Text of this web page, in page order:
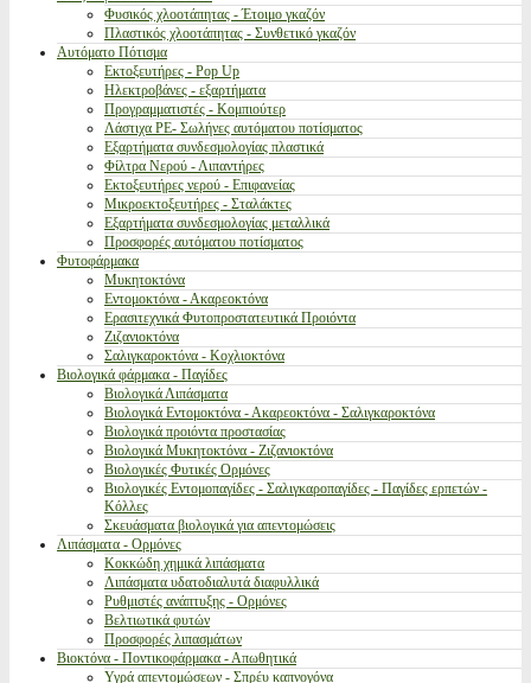
Φυσικός χλοοτάπητας - Έτοιμο γκαζόν
Πλαστικός χλοοτάπητας - Συνθετικό γκαζόν
Αυτόματο Πότισμα
Εκτοξευτήρες - Pop Up
Ηλεκτροβάνες - εξαρτήματα
Προγραμματιστές - Κομπιούτερ
Λάστιχα PE- Σωλήνες αυτόματου ποτίσματος
Εξαρτήματα συνδεσμολογίας πλαστικά
Φίλτρα Νερού - Λιπαντήρες
Εκτοξευτήρες νερού - Επιφανείας
Μικροεκτοξευτήρες - Σταλάκτες
Εξαρτήματα συνδεσμολογίας μεταλλικά
Προσφορές αυτόματου ποτίσματος
Φυτοφάρμακα
Μυκητοκτόνα
Εντομοκτόνα - Ακαρεοκτόνα
Ερασιτεχνικά Φυτοπροστατευτικά Προιόντα
Ζιζανιοκτόνα
Σαλιγκαροκτόνα - Κοχλιοκτόνα
Βιολογικά φάρμακα - Παγίδες
Βιολογικά Λιπάσματα
Βιολογικά Εντομοκτόνα - Ακαρεοκτόνα - Σαλιγκαροκτόνα
Βιολογικά προιόντα προστασίας
Βιολογικά Μυκητοκτόνα - Ζιζανιοκτόνα
Βιολογικές Φυτικές Ορμόνες
Βιολογικές Εντομοπαγίδες - Σαλιγκαροπαγίδες - Παγίδες ερπετών -
Κόλλες
Σκευάσματα βιολογικά για απεντομώσεις
Λιπάσματα - Ορμόνες
Κοκκώδη χημικά λιπάσματα
Λιπάσματα υδατοδιαλυτά διαφυλλικά
Ρυθμιστές ανάπτυξης - Ορμόνες
Βελτιωτικά φυτών
Προσφορές λιπασμάτων
Βιοκτόνα - Ποντικοφάρμακα - Απωθητικά
Υγρά απεντομώσεων - Σπρέυ καπνογόνα